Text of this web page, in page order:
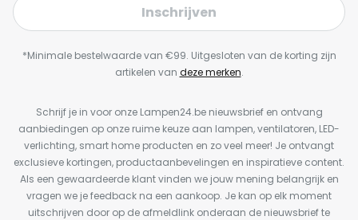
Inschrijven
*Minimale bestelwaarde van €99. Uitgesloten van de korting zijn
artikelen van deze merken.
Schrijf je in voor onze Lampen24.be nieuwsbrief en ontvang
aanbiedingen op onze ruime keuze aan lampen, ventilatoren, LED-
verlichting, smart home producten en zo veel meer! Je ontvangt
exclusieve kortingen, productaanbevelingen en inspiratieve content.
Als een gewaardeerde klant vinden we jouw mening belangrijk en
vragen we je feedback na een aankoop. Je kan op elk moment
uitschrijven door op de afmeldlink onderaan de nieuwsbrief te